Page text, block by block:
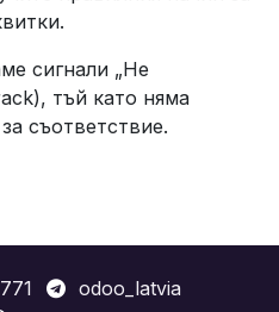
сигнали „Не
тъй като няма
съответствие.
odoo_latvia